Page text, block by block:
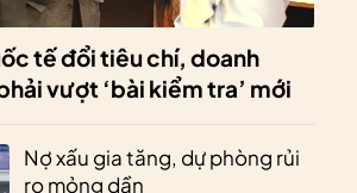
tế đổi tiêu chí, doanh
vượt ‘bài kiểm tra’ mới
Nợ xấu gia tăng, dự phòng rủi
ro mỏng dần